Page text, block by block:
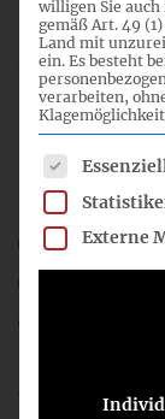
12:00
IASB RFI/
Contracts with
20_10_FA-
20_10b_FA-
20_FA-
willigen Sie
gemäß Art. 49
Land mit
ein. Es besteht
verarbeiten,
Es folgt eine
Externe